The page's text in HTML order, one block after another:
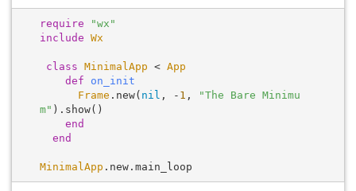
require
"wx"
include Wx
class MinimalApp < App
def
on_init
Frame .new( nil , - 1 ,
"The Bare Minimu
m" ).show()
end
end
MinimalApp